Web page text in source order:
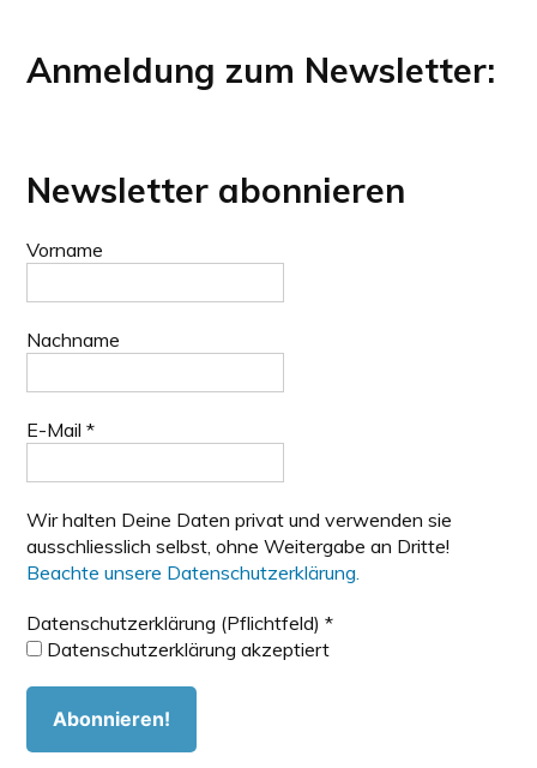
Anmeldung zum Newsletter:
Newsletter abonnieren
Vorname
Nachname
E-Mail *
Wir halten Deine Daten privat und verwenden sie
ausschliesslich selbst, ohne Weitergabe an Dritte!
Beachte unsere Datenschutzerklärung.
Datenschutzerklärung (Pflichtfeld) *
Datenschutzerklärung akzeptiert